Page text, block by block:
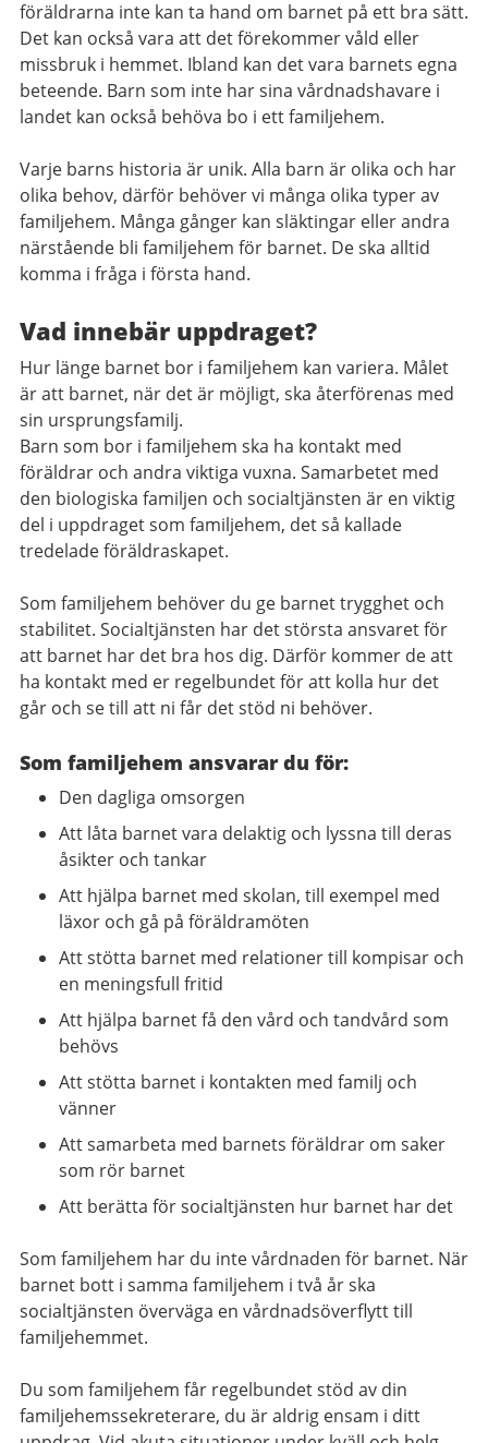
föräldrarna inte kan ta hand om barnet på ett bra sätt.
Det kan också vara att det förekommer våld eller
missbruk i hemmet. Ibland kan det vara barnets egna
beteende. Barn som inte har sina vårdnadshavare i
landet kan också behöva bo i ett familjehem.
Varje barns historia är unik. Alla barn är olika och har
olika behov, därför behöver vi många olika typer av
familjehem. Många gånger kan släktingar eller andra
närstående bli familjehem för barnet. De ska alltid
komma i fråga i första hand.
Vad innebär uppdraget?
Hur länge barnet bor i familjehem kan variera. Målet
är att barnet, när det är möjligt, ska återförenas med
sin ursprungsfamilj.
Barn som bor i familjehem ska ha kontakt med
föräldrar och andra viktiga vuxna. Samarbetet med
den biologiska familjen och socialtjänsten är en viktig
del i uppdraget som familjehem, det så kallade
tredelade föräldraskapet.
Som familjehem behöver du ge barnet trygghet och
stabilitet. Socialtjänsten har det största ansvaret för
att barnet har det bra hos dig. Därför kommer de att
ha kontakt med er regelbundet för att kolla hur det
går och se till att ni får det stöd ni behöver.
Som familjehem ansvarar du för:
Den dagliga omsorgen
Att låta barnet vara delaktig och lyssna till deras
åsikter och tankar
Att hjälpa barnet med skolan, till exempel med
läxor och gå på föräldramöten
Att stötta barnet med relationer till kompisar och
en meningsfull fritid
Att hjälpa barnet få den vård och tandvård som
behövs
Att stötta barnet i kontakten med familj och
vänner
Att samarbeta med barnets föräldrar om saker
som rör barnet
Att berätta för socialtjänsten hur barnet har det
Som familjehem har du inte vårdnaden för barnet. När
barnet bott i samma familjehem i två år ska
socialtjänsten överväga en vårdnadsöverflytt till
familjehemmet.
Du som familjehem får regelbundet stöd av din
familjehemssekreterare, du är aldrig ensam i ditt